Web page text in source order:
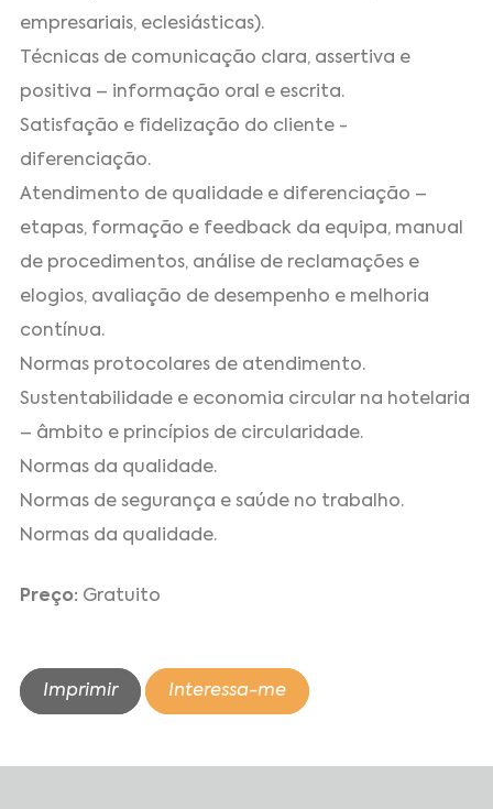
empresariais, eclesiásticas).
Técnicas de comunicação clara, assertiva e
positiva – informação oral e escrita.
Satisfação e fidelização do cliente -
diferenciação.
Atendimento de qualidade e diferenciação –
etapas, formação e feedback da equipa, manual
de procedimentos, análise de reclamações e
elogios, avaliação de desempenho e melhoria
contínua.
Normas protocolares de atendimento.
Sustentabilidade e economia circular na hotelaria
– âmbito e princípios de circularidade.
Normas da qualidade.
Normas de segurança e saúde no trabalho.
Normas da qualidade.
Preço: Gratuito
Imprimir Interessa-me